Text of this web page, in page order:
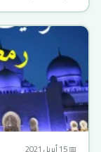
📅 15 أبريل 2021